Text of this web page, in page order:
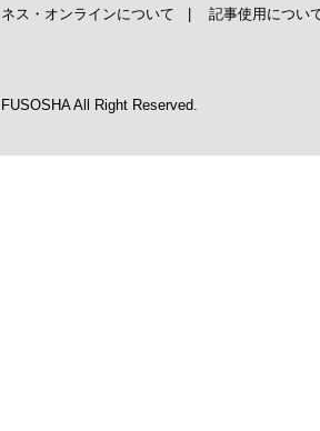
ス・オンラインについて 記事使用につい
All Right Reserved.